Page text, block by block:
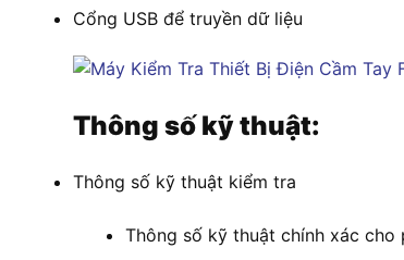
Cổng USB để truyền dữ liệu
Thông số kỹ thuật:
Thông số kỹ thuật kiểm tra
Thông số kỹ thuật chính xác cho